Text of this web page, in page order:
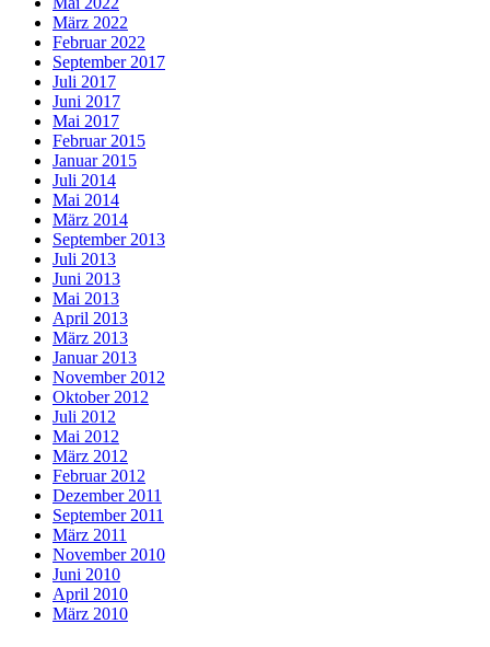
März 2022
Februar 2022
September 2017
Juli 2017
Juni 2017
Mai 2017
Februar 2015
Januar 2015
Juli 2014
Mai 2014
März 2014
September 2013
Juli 2013
Juni 2013
Mai 2013
April 2013
März 2013
Januar 2013
November 2012
Oktober 2012
Juli 2012
Mai 2012
März 2012
Februar 2012
Dezember 2011
September 2011
März 2011
November 2010
Juni 2010
April 2010
März 2010